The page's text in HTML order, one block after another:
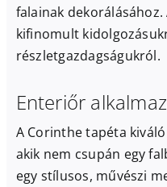
falainak
kifinomult
részletgazdagságukról.
Enteriőr
A Corinthe tapéta
akik nem csupán egy
egy stílusos, művészi